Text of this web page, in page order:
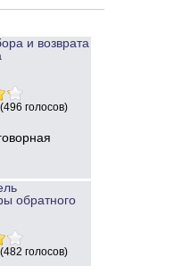
и возврата
голосов)
обратного
голосов)